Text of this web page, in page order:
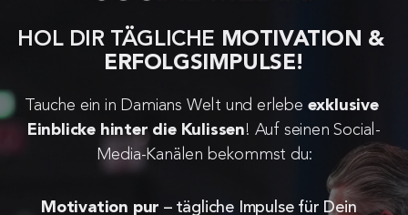
HOL DIR TÄGLICHE MOTIVATION &
ERFOLGSIMPULSE!
Tauche ein in Damians Welt und erlebe exklusive
Einblicke hinter die Kulissen! Auf seinen Social-
Media-Kanälen bekommst du:
Motivation pur – tägliche Impulse für Dein